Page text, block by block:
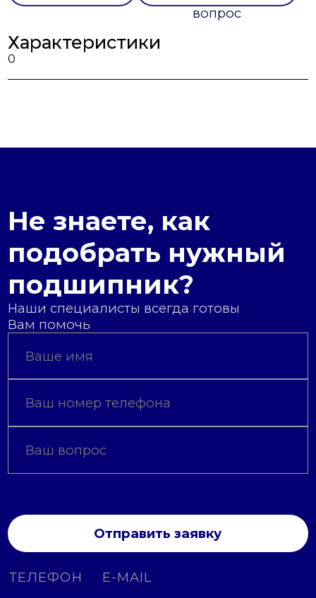
вопрос
Характеристики
0
Не знаете, как
подобрать нужный
подшипник?
Наши специалисты всегда готовы
Вам помочь
Отправить заявку
ТЕЛЕФОН E-MAIL